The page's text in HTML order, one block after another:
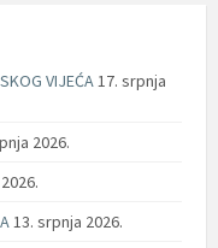
VIJEĆA17. srpnja
2026.
13. srpnja 2026.